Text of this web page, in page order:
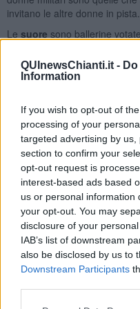
QUInewsChianti.it -
Information
If you wish to opt-out of
processing of your
targeted advertising by
section to confirm your
opt-out request is
interest-based ads based
us or personal information
your opt-out. You may
disclosure of your
IAB’s list of downstream
also be disclosed by us to
Downstream Participants
invitano le altre donne in pista.
Le suore sono ballerine
eccellenza in
vivono in clausura, ma si
sacerdotetanguero è una
consacrando la sua vita a
tanguero che non manca
milongas e ha fedelissime
per entrare in comunione
tangueri.
Per concludere, qualunque
lavoro del tanguero/a
intellettuale che consente di
alla società tanguera, sia
con grande soddisfazione di
Maria Caruso